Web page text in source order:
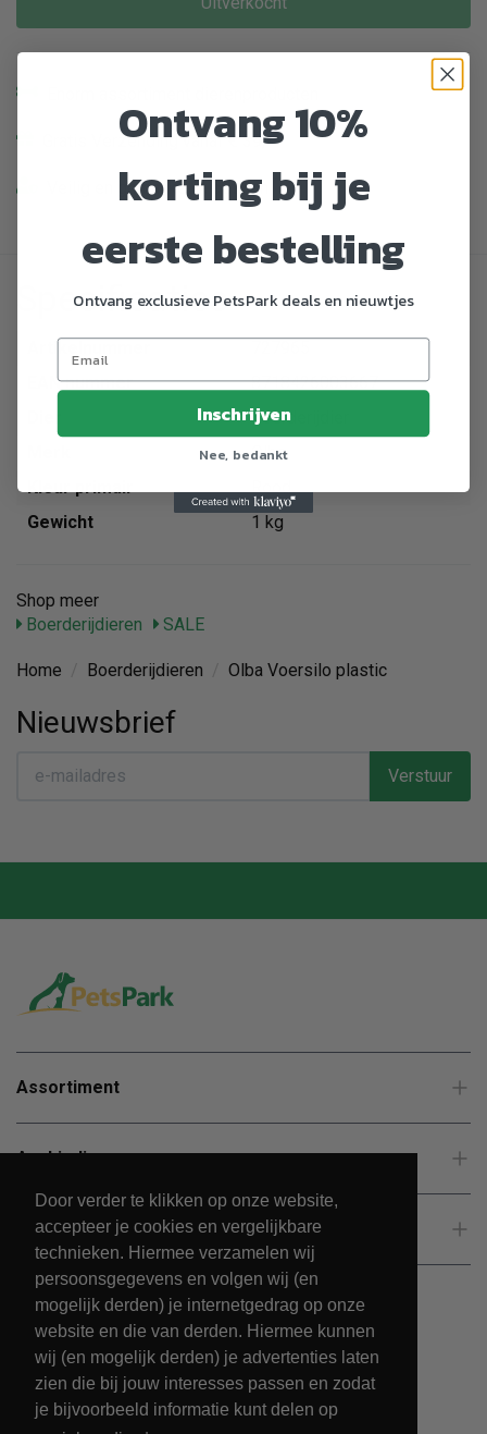
Door verder te klikken op onze website,
accepteer je cookies en vergelijkbare
technieken. Hiermee verzamelen wij
persoonsgegevens en volgen wij (en
mogelijk derden) je internetgedrag op onze
website en die van derden. Hiermee kunnen
wij (en mogelijk derden) je advertenties laten
zien die bij jouw interesses passen en zodat
je bijvoorbeeld informatie kunt delen op
Gratis Verzending vanaf € 39,-
Veilig en gemakkelijk betalen
Specificaties
Artikelnummer
EAN nummer
8718426003667
Boerderijdier
Olba
Gewicht
1 kg
Shop meer
Boerderijdieren
SALE
Home Boerderijdieren Olba Voersilo plastic
Nieuwsbrief
Verstuur
Assortiment
Aanbiedingen
Klantenservice
Ontvang 10%
korting bij je
eerste bestelling
Ontvang exclusieve PetsPark deals en nieuwtjes
Inschrijven
Nee, bedankt